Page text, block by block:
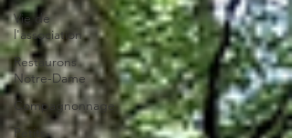
Vie de
l'association
Restaurons
Notre-Dame
Compagnonnage
Petits-